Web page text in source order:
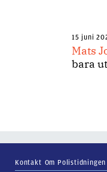
15 juni
Mats
bara
Kontakt Om Polistidningen